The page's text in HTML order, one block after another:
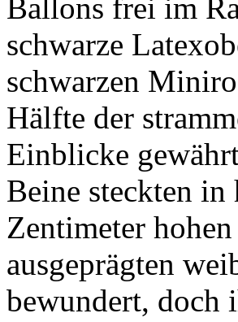
Ballons frei im
schwarze
schwarzen
Hälfte der
Einblicke
Beine steckten in
Zentimeter
ausgeprägten
bewundert, doch